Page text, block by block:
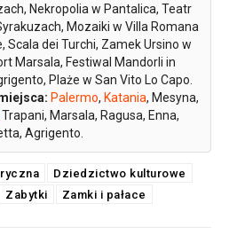
Nekropolia w Pantalica, Teatr
Mozaiki w Villa Romana
Scala dei Turchi, Zamek Ursino w
Marsala, Festiwal Mandorli in
Plaże w San Vito Lo Capo.
Palermo, Katania, Mesyna,
Trapani, Marsala, Ragusa, Enna,
Agrigento.
Dziedzictwo kulturowe
Zabytki Zamki i pałace